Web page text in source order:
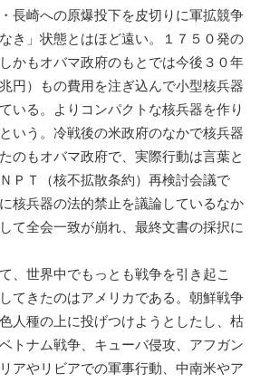
長崎への原爆投下を皮切りに軍拡競争
き」状態とはほど遠い。１７５０発の
かもオバマ政府のもとでは今後３０年
円）もの費用を注ぎ込んで小型核兵器
いる。よりコンパクトな核兵器を作り
いう。冷戦後の米政府のなかで核兵器
のもオバマ政府で、実際行動は言葉と
ＰＴ（核不拡散条約）再検討会議で
核兵器の法的禁止を議論しているなか
て全会一致が崩れ、最終文書の採択に
、世界中でもっとも戦争を引き起こ
てきたのはアメリカである。朝鮮戦争
人種の上に投げつけようとしたし、枯
トナム戦争、キューバ侵攻、アフガン
アやリビアでの軍事行動、中南米やア